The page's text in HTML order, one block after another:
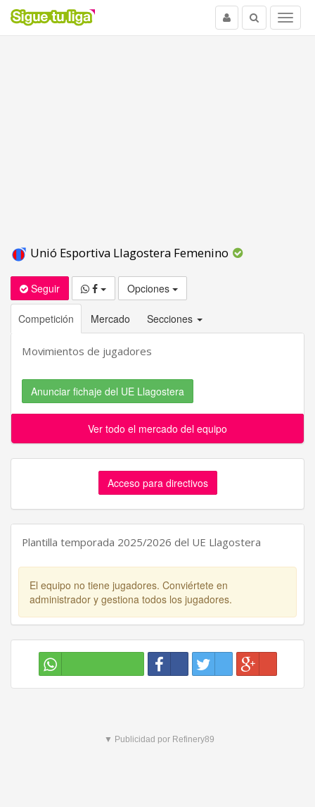
Menu
Buscar
Usuario
Unió Esportiva Llagostera Femenino
Seguir Opciones
Competición Mercado Secciones
Movimientos de jugadores
Anunciar fichaje del UE Llagostera
Ver todo el mercado del equipo
Acceso para directivos
Plantilla temporada 2025/2026 del UE Llagostera
El equipo no tiene jugadores. Conviértete en
administrador y gestiona todos los jugadores.
▼ Publicidad por Refinery89